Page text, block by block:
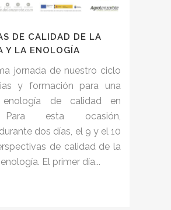
DE CALIDAD DE LA
Y LA ENOLOGÍA
jornada de nuestro ciclo
y formación para una
de calidad en
Para esta ocasión,
dos días, el 9 y el 10
de calidad de la
El primer día...